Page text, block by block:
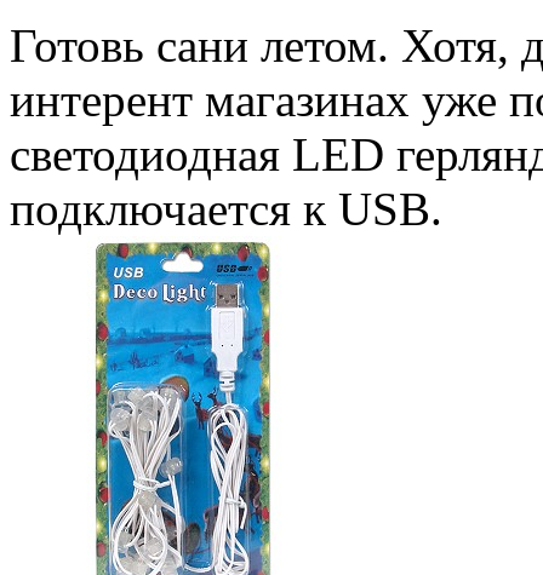
Готовь сани летом. Хотя,
интерент магазинах уже
светодиодная LED
подключается к USB.